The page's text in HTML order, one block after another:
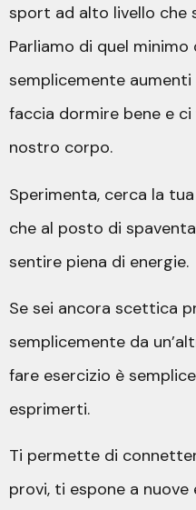
sport ad alto livello che
Parliamo di quel
semplicemente aumenti
faccia dormire bene e
nostro corpo.
Sperimenta, cerca la
che al posto di
sentire piena di energie.
Se sei ancora scettica
semplicemente da
fare esercizio è
esprimerti.
Ti permette di
provi, ti espone a